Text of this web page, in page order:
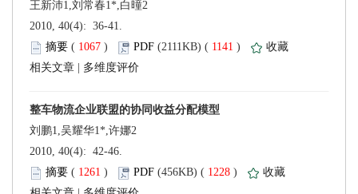
2010, 40(4): 36-41.
(
) 1141 )
2010, 40(4): 42-46.
(
) 1228 )